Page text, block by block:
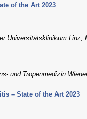
of the Art 2023
Universitätsklinikum Linz,
und Tropenmedizin
– State of the Art 2023